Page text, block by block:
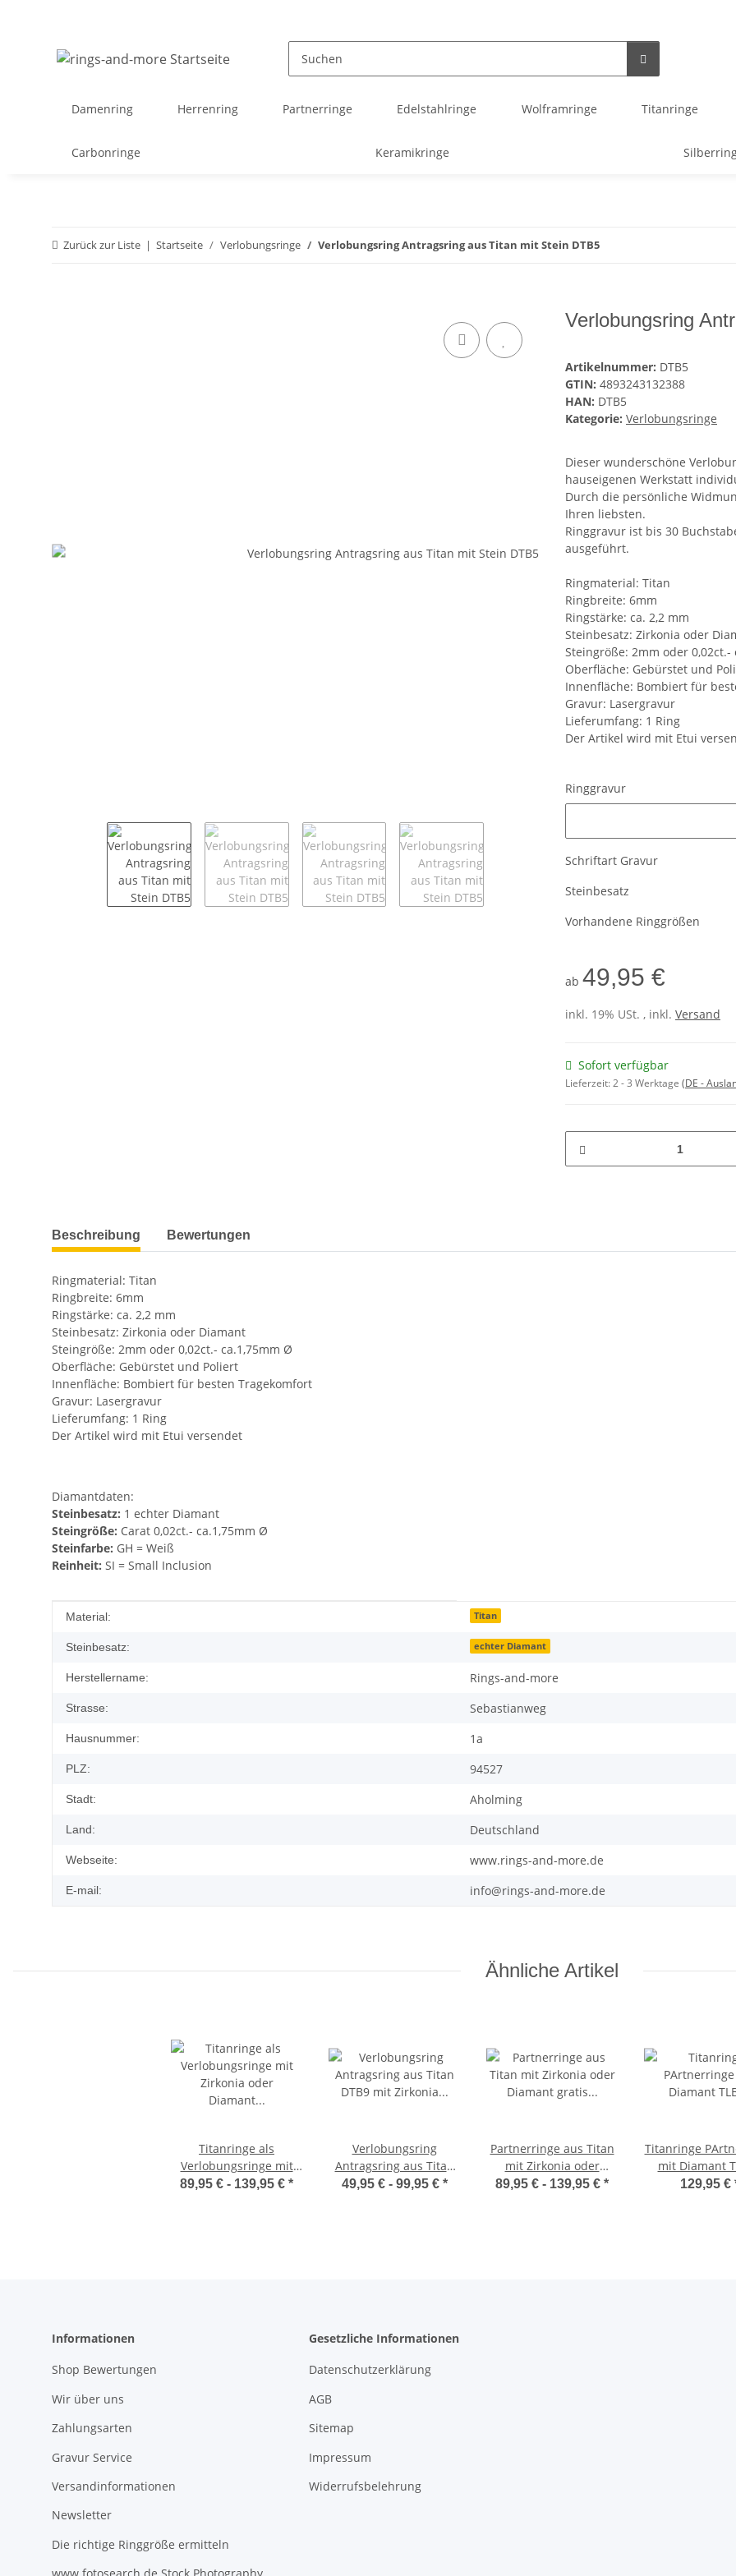
Damenring Herrenring Partnerringe Edelstahlringe Wolframringe Titanringe
Carbonringe Keramikringe
Zurück zur Liste Startseite Verlobungsringe Verlobungsring Antragsring aus Titan mit Stein DTB5
Verlobungsring
Artikelnummer: DTB5
GTIN: 4893243132388
HAN: DTB5
Kategorie: Verlobungsringe
Dieser wunderschöne
hauseigenen Werkstatt
Durch die persönliche
Ihren liebsten.
Ringgravur ist bis 30
ausgeführt.
Ringmaterial: Titan
Ringbreite: 6mm
Ringstärke: ca. 2,2 mm
Steinbesatz: Zirkonia oder
Steingröße: 2mm oder 0,02ct.-
Oberfläche: Gebürstet und
Innenfläche: Bombiert für
Gravur: Lasergravur
Lieferumfang: 1 Ring
Der Artikel wird mit Etui
Ringgravur
Schriftart Gravur
Steinbesatz
Vorhandene Ringgrößen
ab 49,95 €
inkl. 19% USt. , inkl. Versand
Sofort verfügbar
Lieferzeit:2 - 3 Werktage (DE -
weitere Registerkarten anzeigen
Beschreibung Bewertungen
Ringmaterial: Titan
Ringbreite: 6mm
Ringstärke: ca. 2,2 mm
Steinbesatz: Zirkonia oder Diamant
Steingröße: 2mm oder 0,02ct.- ca.1,75mm Ø
Oberfläche: Gebürstet und Poliert
Innenfläche: Bombiert für besten Tragekomfort
Gravur: Lasergravur
Lieferumfang: 1 Ring
Der Artikel wird mit Etui versendet
Diamantdaten:
Steinbesatz: 1 echter Diamant
Steingröße: Carat 0,02ct.- ca.1,75mm Ø
Steinfarbe: GH = Weiß
Reinheit: SI = Small Inclusion
Produkteigenschaft
Wert
Material: Titan
Steinbesatz: echter Diamant
Herstellername: Rings-and-more
Strasse: Sebastianweg
Hausnummer: 1a
PLZ: 94527
Stadt: Aholming
Land: Deutschland
Webseite: www.rings-and-more.de
E-mail: info@rings-and-more.de
Ähnliche Artikel
Titanringe als
Verlobungsringe mit
Zirkonia oder Diamant
89,95 € - 139,95 € *
Verlobungsring
Antragsring aus Titan
DTB9 mit Zirkonia oder
49,95 € - 99,95 € *
Partnerringe aus Titan
mit Zirkonia oder
Diamant gratis Gravur
89,95 € - 139,95 € *
Titanringe
mit Diamant
129,95 €
Informationen
Shop Bewertungen
Wir über uns
Zahlungsarten
Gravur Service
Versandinformationen
Newsletter
Die richtige Ringgröße ermitteln
Gesetzliche Informationen
Datenschutzerklärung
AGB
Sitemap
Impressum
Widerrufsbelehrung